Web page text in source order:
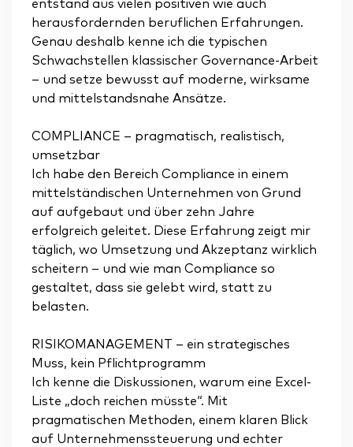
entstand aus vielen positiven wie auch
herausfordernden beruflichen Erfahrungen.
Genau deshalb kenne ich die typischen
Schwachstellen klassischer Governance-Arbeit
– und setze bewusst auf moderne, wirksame
und mittelstandsnahe Ansätze.
COMPLIANCE – pragmatisch, realistisch,
umsetzbar
Ich habe den Bereich Compliance in einem
mittelständischen Unternehmen von Grund
auf aufgebaut und über zehn Jahre
erfolgreich geleitet. Diese Erfahrung zeigt mir
täglich, wo Umsetzung und Akzeptanz wirklich
scheitern – und wie man Compliance so
gestaltet, dass sie gelebt wird, statt zu
belasten.
RISIKOMANAGEMENT – ein strategisches
Muss, kein Pflichtprogramm
Ich kenne die Diskussionen, warum eine Excel-
Liste „doch reichen müsste“. Mit
pragmatischen Methoden, einem klaren Blick
auf Unternehmenssteuerung und echter